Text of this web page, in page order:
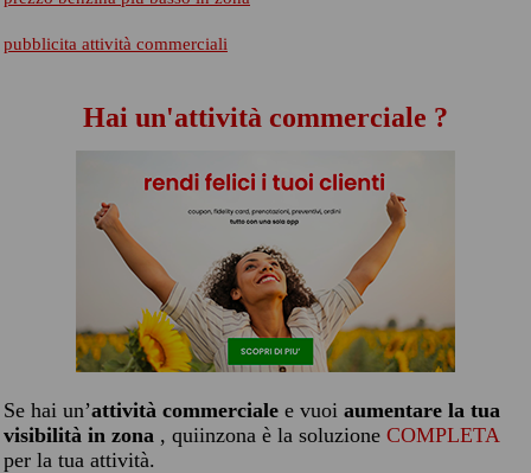
pubblicita attività commerciali
Hai un'attività commerciale ?
Se hai un’attività commerciale e vuoi aumentare la tua
visibilità in zona , quiinzona è la soluzione COMPLETA
per la tua attività.